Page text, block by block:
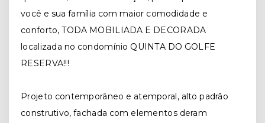
você e sua família com maior comodidade e
conforto, TODA MOBILIADA E DECORADA
localizada no condomínio QUINTA DO GOLFE
RESERVA!!!
Projeto contemporâneo e atemporal, alto padrão
construtivo, fachada com elementos deram